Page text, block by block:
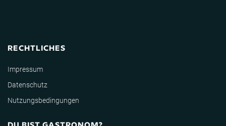
RECHTLICHES
Impressum
Datenschutz
Nutzungsbedingungen